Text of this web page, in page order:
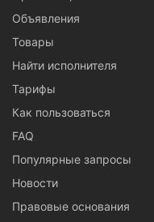
Объявления
Товары
Найти исполнителя
Тарифы
Как пользоваться
FAQ
Популярные запросы
Новости
Правовые основания